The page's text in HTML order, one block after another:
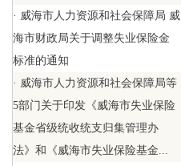
· 威海市人力资源和社会保障局 威
海市财政局关于调整失业保险金
标准的通知
· 威海市人力资源和社会保障局等
5部门关于印发《威海市失业保险
基金省级统收统支归集管理办
法》和《威海市失业保险基金...